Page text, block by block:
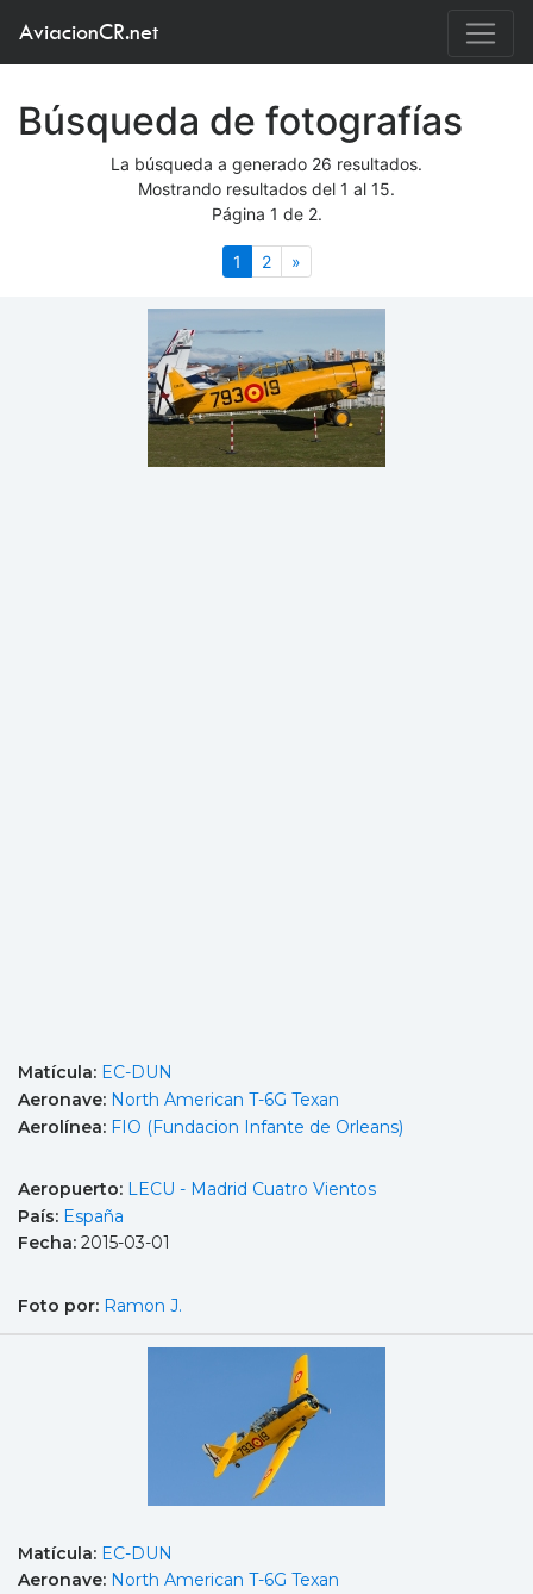
AviacionCR.net
Búsqueda de fotografías
La búsqueda a generado 26 resultados.
Mostrando resultados del 1 al 15.
Página 1 de 2.
1 (actual)
2 »Siguiente
Matícula: EC-DUN
Aeronave: North American T-6G Texan
Aerolínea: FIO (Fundacion Infante de Orleans)
Aeropuerto: LECU - Madrid Cuatro Vientos
País: España
Fecha: 2015-03-01
Foto por: Ramon J.
Matícula: EC-DUN
Aeronave: North American T-6G Texan